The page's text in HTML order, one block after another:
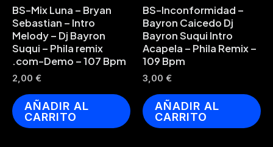
BS-Mix Luna – Bryan
Sebastian – Intro
Melody – Dj Bayron
Suqui – Phila remix
.com-Demo – 107 Bpm
2,00 €
AÑADIR AL
CARRITO
BS-Inconformidad –
Bayron Caicedo Dj
Bayron Suqui Intro
Acapela – Phila Remix –
109 Bpm
3,00 €
AÑADIR AL
CARRITO